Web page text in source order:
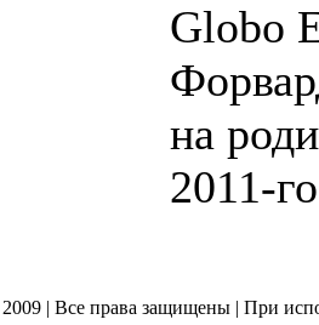
Globo
на
2011-
| Все права защищены | При